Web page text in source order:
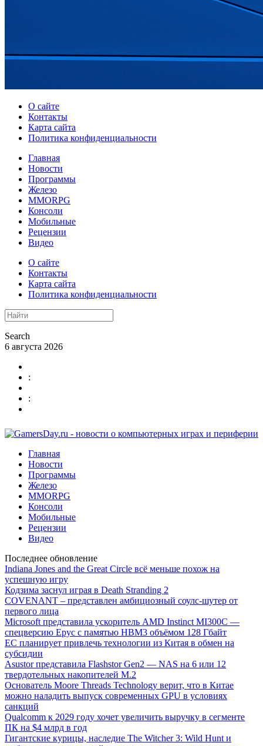
О сайте
Контакты
Карта сайта
Политика конфиденциальности
Главная
Новости
Программы
Железо
MMORPG
Консоли
Мобильные
Рецензии
Видео
О сайте
Контакты
Карта сайта
Политика конфиденциальности
Search
6 августа 2026
:
:
Главная
Новости
Программы
Железо
MMORPG
Консоли
Мобильные
Рецензии
Видео
Последнее обновление
Indiana Jones and the Great Circle всё меньше похож на
успешную игру
Кодзима заснул играя в Death Stranding 2
COVENANT – представлен амбициозный соулс-шутер от
первого лица
Microsoft представила ускоритель AMD Instinct MI300C —
спецверсию Epyc с памятью HBM3 объёмом 128 Гбайт
ЕС планирует привлечь технологии из Китая в обмен на
субсидии
Asustor представила Flashstor Gen2 — NAS на 6 или 12
твердотельных накопителей M.2
Основатель Moore Threads Technology верит, что в Китае
можно наладить выпуск современных GPU в условиях
санкций
Qualcomm к 2029 году хочет увеличить выручку в сегменте
ПК на $4 млрд в год
Гигантские курицы, наследие The Witcher 3: Wild Hunt и